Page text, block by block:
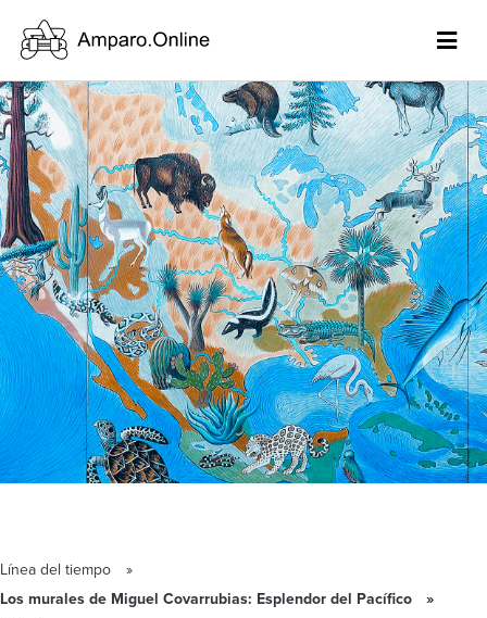
Línea del tiempo
Los murales de Miguel Covarrubias: Esplendor del Pacífico